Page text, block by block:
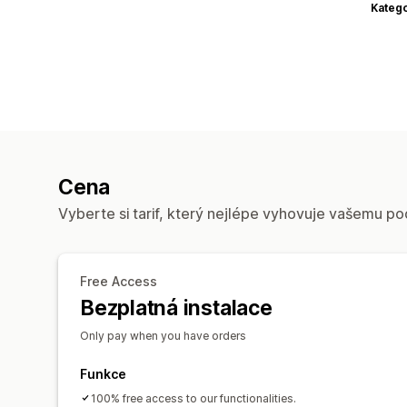
Cena
Vyberte si tarif, který nejlépe vyhovuje vašemu
Free Access
Bezplatná instalace
Only pay when you have orders
Funkce
100% free access to our functionalities.